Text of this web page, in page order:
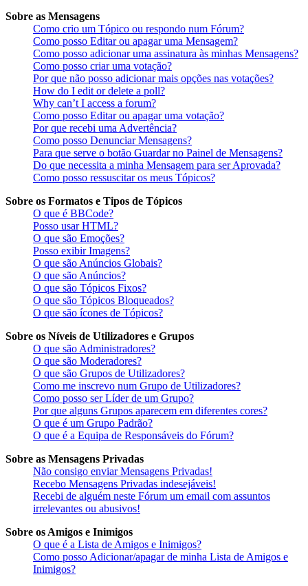
Sobre as Mensagens
Como crio um Tópico ou respondo num Fórum?
Como posso Editar ou apagar uma Mensagem?
Como posso adicionar uma assinatura às minhas Mensagens?
Como posso criar uma votação?
Por que não posso adicionar mais opções nas votações?
How do I edit or delete a poll?
Why can’t I access a forum?
Como posso Editar ou apagar uma votação?
Por que recebi uma Advertência?
Como posso Denunciar Mensagens?
Para que serve o botão Guardar no Painel de Mensagens?
Do que necessita a minha Mensagem para ser Aprovada?
Como posso ressuscitar os meus Tópicos?
Sobre os Formatos e Tipos de Tópicos
O que é BBCode?
Posso usar HTML?
O que são Emoções?
Posso exibir Imagens?
O que são Anúncios Globais?
O que são Anúncios?
O que são Tópicos Fixos?
O que são Tópicos Bloqueados?
O que são ícones de Tópicos?
Sobre os Níveis de Utilizadores e Grupos
O que são Administradores?
O que são Moderadores?
O que são Grupos de Utilizadores?
Como me inscrevo num Grupo de Utilizadores?
Como posso ser Líder de um Grupo?
Por que alguns Grupos aparecem em diferentes cores?
O que é um Grupo Padrão?
O que é a Equipa de Responsáveis do Fórum?
Sobre as Mensagens Privadas
Não consigo enviar Mensagens Privadas!
Recebo Mensagens Privadas indesejáveis!
Recebi de alguém neste Fórum um email com assuntos
irrelevantes ou abusivos!
Sobre os Amigos e Inimigos
O que é a Lista de Amigos e Inimigos?
Como posso Adicionar/apagar de minha Lista de Amigos e
Inimigos?